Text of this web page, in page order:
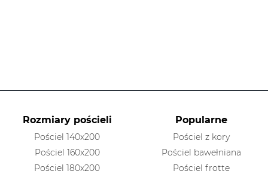
Rozmiary pościeli
Pościel 140x200
Pościel 160x200
Pościel 180x200
Popularne
Pościel z kory
Pościel bawełniana
Pościel frotte